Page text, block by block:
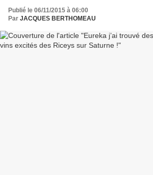
Publié le 06/11/2015 à 06:00
Par JACQUES BERTHOMEAU